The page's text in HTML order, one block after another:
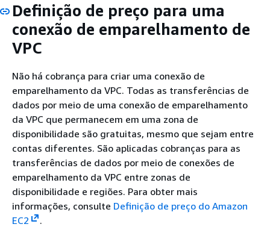
Definição de preço para uma
conexão de emparelhamento de
VPC
Não há cobrança para criar uma conexão de
emparelhamento da VPC. Todas as transferências de
dados por meio de uma conexão de emparelhamento
da VPC que permanecem em uma zona de
disponibilidade são gratuitas, mesmo que sejam entre
contas diferentes. São aplicadas cobranças para as
transferências de dados por meio de conexões de
emparelhamento da VPC entre zonas de
disponibilidade e regiões. Para obter mais
informações, consulte Definição de preço do Amazon
EC2
.